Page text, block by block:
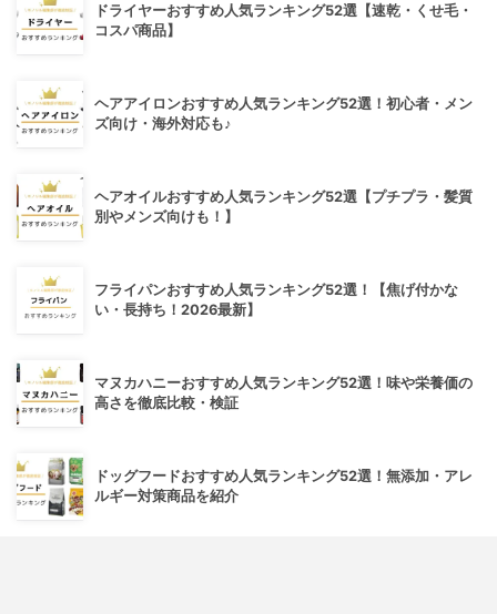
ドライヤーおすすめ人気ランキング52選【速乾・くせ毛・
コスパ商品】
ヘアアイロンおすすめ人気ランキング52選！初心者・メン
ズ向け・海外対応も♪
ヘアオイルおすすめ人気ランキング52選【プチプラ・髪質
別やメンズ向けも！】
フライパンおすすめ人気ランキング52選！【焦げ付かな
い・長持ち！2026最新】
マヌカハニーおすすめ人気ランキング52選！味や栄養価の
高さを徹底比較・検証
ドッグフードおすすめ人気ランキング52選！無添加・アレ
ルギー対策商品を紹介